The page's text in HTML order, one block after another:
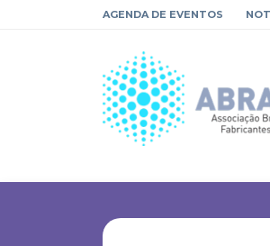
AGENDA DE EVENTOS